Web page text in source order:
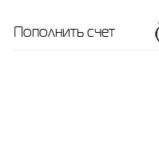
Пополнить счет